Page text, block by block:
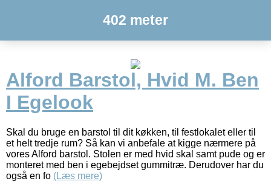
402 meter
Alford Barstol, Hvid M. Ben
I Egelook
Skal du bruge en barstol til dit køkken, til festlokalet eller til
et helt tredje rum? Så kan vi anbefale at kigge nærmere på
vores Alford barstol. Stolen er med hvid skal samt pude og er
monteret med ben i egebejdset gummitræ. Derudover har du
også en fo (Læs mere)